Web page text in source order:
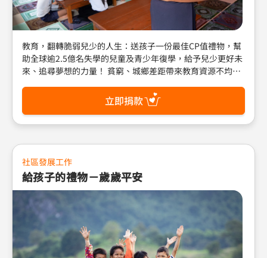
教育，翻轉脆弱兒少的人生：送孩子一份最佳CP值禮物，幫
助全球逾2.5億名失學的兒童及青少年復學，給予兒少更好未
來、追尋夢想的力量！ 貧窮、城鄉差距帶來教育資源不均，
前全球仍有超過2.5億名兒少面臨失學，失去受教育和學習的
機會。世界展望會開啟識字、促進孩子安穩上學，開啟兒童
望會 (請註明：禮物型錄)
立即捐款
社區發展工作
給孩子的禮物－歲歲平安